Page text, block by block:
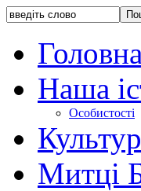
Головна
Наша
Особистості
Митці